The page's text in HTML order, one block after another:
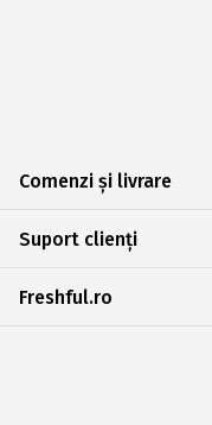
Comenzi și livrare
Suport clienți
Freshful.ro